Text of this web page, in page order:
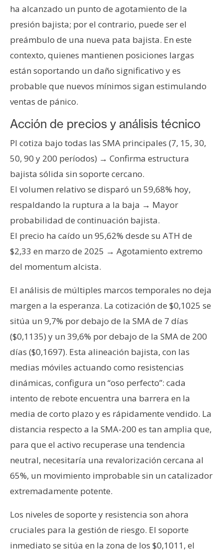
ha alcanzado un punto de agotamiento de la
presión bajista; por el contrario, puede ser el
preámbulo de una nueva pata bajista. En este
contexto, quienes mantienen posiciones largas
están soportando un daño significativo y es
probable que nuevos mínimos sigan estimulando
ventas de pánico.
Acción de precios y análisis técnico
PI cotiza bajo todas las SMA principales (7, 15, 30,
50, 90 y 200 períodos) → Confirma estructura
bajista sólida sin soporte cercano.
El volumen relativo se disparó un 59,68% hoy,
respaldando la ruptura a la baja → Mayor
probabilidad de continuación bajista.
El precio ha caído un 95,62% desde su ATH de
$2,33 en marzo de 2025 → Agotamiento extremo
del momentum alcista.
El análisis de múltiples marcos temporales no deja
margen a la esperanza. La cotización de $0,1025 se
sitúa un 9,7% por debajo de la SMA de 7 días
($0,1135) y un 39,6% por debajo de la SMA de 200
días ($0,1697). Esta alineación bajista, con las
medias móviles actuando como resistencias
dinámicas, configura un “oso perfecto”: cada
intento de rebote encuentra una barrera en la
media de corto plazo y es rápidamente vendido. La
distancia respecto a la SMA-200 es tan amplia que,
para que el activo recuperase una tendencia
neutral, necesitaría una revalorización cercana al
65%, un movimiento improbable sin un catalizador
extremadamente potente.
Los niveles de soporte y resistencia son ahora
cruciales para la gestión de riesgo. El soporte
inmediato se sitúa en la zona de los $0,1011, el